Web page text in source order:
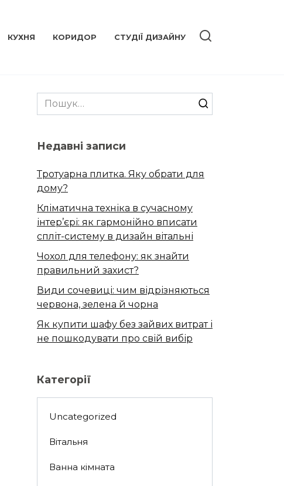
КУХНЯ КОРИДОР СТУДІЇ ДИЗАЙНУ
Search
for:
Недавні записи
Тротуарна плитка. Яку обрати для
дому?
Кліматична техніка в сучасному
інтер’єрі: як гармонійно вписати
спліт-систему в дизайн вітальні
Чохол для телефону: як знайти
правильний захист?
Види сочевиці: чим відрізняються
червона, зелена й чорна
Як купити шафу без зайвих витрат і
не пошкодувати про свій вибір
Категорії
Uncategorized
Вітальня
Ванна кімната